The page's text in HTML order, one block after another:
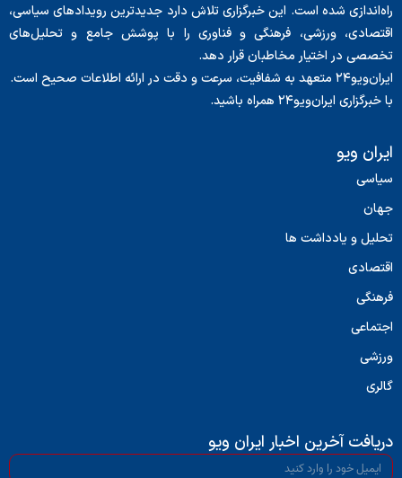
راه‌اندازی شده است. این خبرگزاری تلاش دارد جدیدترین رویدادهای سیاسی،
اقتصادی، ورزشی، فرهنگی و فناوری را با پوشش جامع و تحلیل‌های
تخصصی در اختیار مخاطبان قرار دهد.
ایران‌ویو۲۴ متعهد به شفافیت، سرعت و دقت در ارائه اطلاعات صحیح است.
با خبرگزاری ایران‌ویو۲۴ همراه باشید.
ایران ویو
سیاسی
جهان
تحلیل و یادداشت ها
اقتصادی
فرهنگی
اجتماعی
ورزشی
گالری
دریافت آخرین اخبار ایران ویو